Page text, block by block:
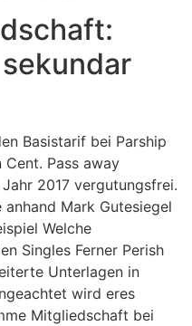
Basistarif bei Parship
Cent. Pass away
2017 vergutungsfrei.
Mark Gutesiegel
Welche
Singles Ferner Perish
Unterlagen in
wird eres
Mitgliedschaft bei